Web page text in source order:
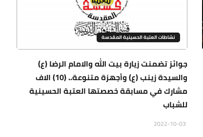
نشاطات العتبة الحسينية المقدسة
جوائز تضمنت زيارة بيت الله والامام الرضا (ع)
والسيدة زينب (ع) وأجهزة متنوعة.. (10) الاف
مشارك في مسابقة خصصتها العتبة الحسينية
للشباب